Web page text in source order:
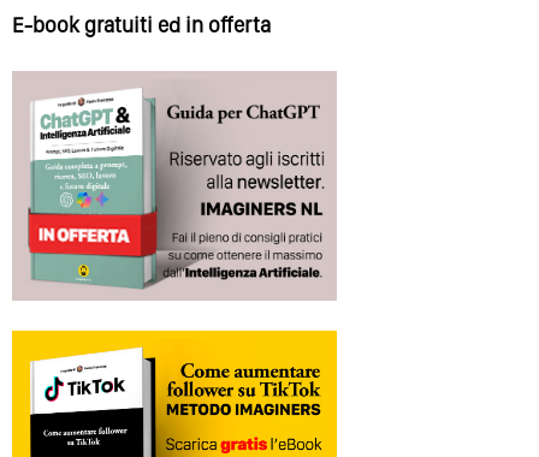
E-book gratuiti ed in offerta